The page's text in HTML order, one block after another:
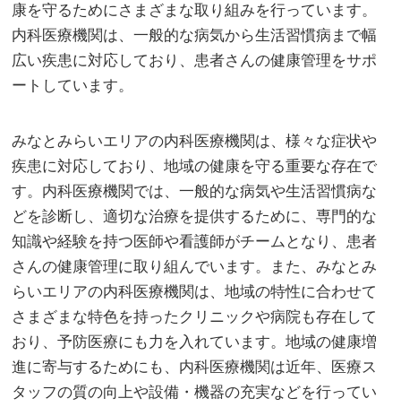
康を守るためにさまざまな取り組みを行っています。
内科医療機関は、一般的な病気から生活習慣病まで幅
広い疾患に対応しており、患者さんの健康管理をサポ
ートしています。
みなとみらいエリアの内科医療機関は、様々な症状や
疾患に対応しており、地域の健康を守る重要な存在で
す。内科医療機関では、一般的な病気や生活習慣病な
どを診断し、適切な治療を提供するために、専門的な
知識や経験を持つ医師や看護師がチームとなり、患者
さんの健康管理に取り組んでいます。また、みなとみ
らいエリアの内科医療機関は、地域の特性に合わせて
さまざまな特色を持ったクリニックや病院も存在して
おり、予防医療にも力を入れています。地域の健康増
進に寄与するためにも、内科医療機関は近年、医療ス
タッフの質の向上や設備・機器の充実などを行ってい